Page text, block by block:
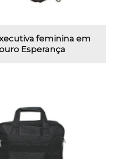
feminina em
Esperança